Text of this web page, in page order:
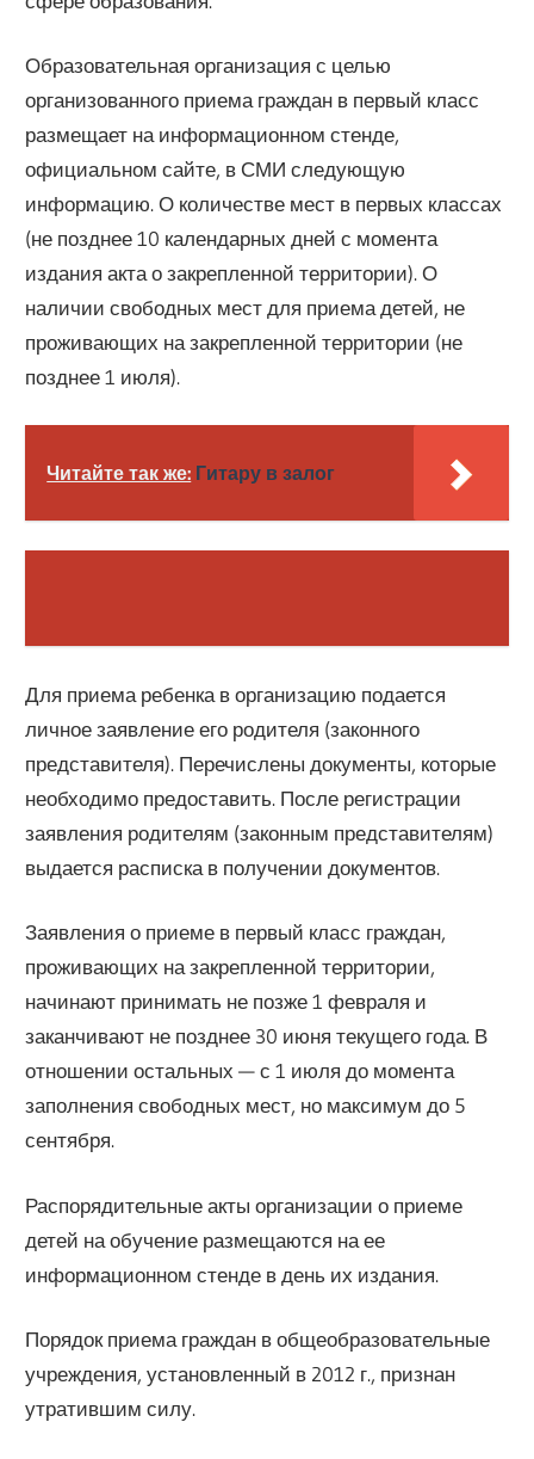
Образовательная организация с целью
организованного приема граждан в первый класс
размещает на информационном стенде,
официальном сайте, в СМИ следующую
информацию. О количестве мест в первых классах
(не позднее 10 календарных дней с момента
издания акта о закрепленной территории). О
наличии свободных мест для приема детей, не
проживающих на закрепленной территории (не
позднее 1 июля).
Читайте так же: Гитару в залог
Для приема ребенка в организацию подается
личное заявление его родителя (законного
представителя). Перечислены документы, которые
необходимо предоставить. После регистрации
заявления родителям (законным представителям)
выдается расписка в получении документов.
Заявления о приеме в первый класс граждан,
проживающих на закрепленной территории,
начинают принимать не позже 1 февраля и
заканчивают не позднее 30 июня текущего года. В
отношении остальных — с 1 июля до момента
заполнения свободных мест, но максимум до 5
сентября.
Распорядительные акты организации о приеме
детей на обучение размещаются на ее
информационном стенде в день их издания.
Порядок приема граждан в общеобразовательные
учреждения, установленный в 2012 г., признан
утратившим силу.